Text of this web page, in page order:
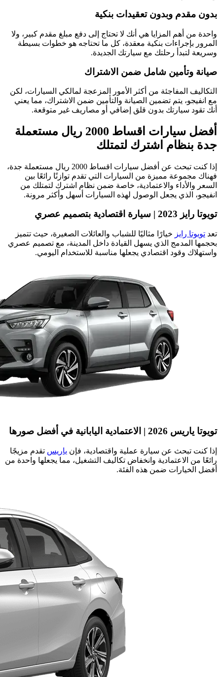
بدون مقدم وبدون تعقيدات بنكية
واحدة من أهم المزايا هي أنك لا تحتاج إلى دفع مبلغ مقدم كبير، ولا
المرور بإجراءات بنكية معقدة، كل ما تحتاجه هو خطوات بسيطة
وسريعة لتبدأ رحلتك مع سيارتك الجديدة.
صيانة وتأمين شامل ضمن الاشتراك
التكاليف المفاجئة من أكثر الأمور المزعجة لمالكي السيارات، لكن
مع انفيجو، يتم تضمين الصيانة والتأمين ضمن الاشتراك، مما يعني
أنك تقود سيارتك بدون قلق إضافي أو مصاريف غير متوقعة.
أفضل سيارات اقساط 2000 ريال مستعملة
جدة بنظام اشترك لتمتلك
إذا كنت تبحث عن أفضل سيارات اقساط 2000 ريال مستعملة جدة،
فهناك مجموعة مميزة من السيارات التي تقدم توازنًا رائعًا بين
السعر والأداء والاعتمادية، خاصة ضمن نظام اشترك لتمتلك من
انفيجو، الذي يجعل الوصول لهذه السيارات أسهل وأكثر مرونة.
تويوتا رايز 2023 | سيارة اقتصادية بتصميم عصري
تعد تويوتا رايز خيارًا مثاليًا للشباب والعائلات الصغيرة، حيث تتميز
بحجمها المدمج الذي يسهل القيادة داخل المدينة، مع تصميم عصري
واستهلاك وقود اقتصادي يجعلها مناسبة للاستخدام اليومي.
تويوتا ياريس 2026 | الاعتمادية اليابانية في أفضل صورها
إذا كنت تبحث عن سيارة عملية واقتصادية، فإن ياريس تقدم مزيجًا
رائعًا من الاعتمادية وانخفاض تكاليف التشغيل، مما يجعلها واحدة من
أفضل الخيارات ضمن هذه الفئة.